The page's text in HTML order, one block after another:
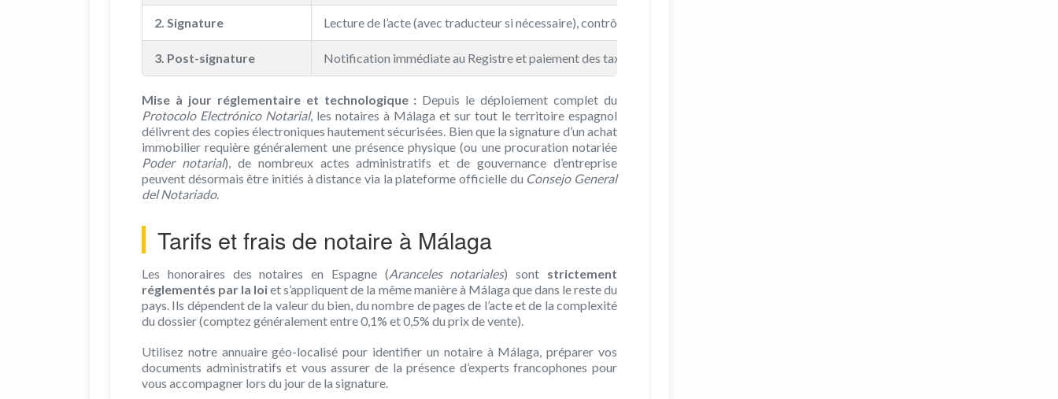
2. Signature Lecture de l’acte (avec traducteur si nécessaire), contrôle des moyens de paiement et des chèques de banque.
3. Post-signature Notification immédiate au Registre et paiement des taxes associées si mandaté.
Mise à jour réglementaire et technologique : Depuis le déploiement complet du
Protocolo Electrónico Notarial, les notaires à Málaga et sur tout le territoire espagnol
délivrent des copies électroniques hautement sécurisées. Bien que la signature d’un achat
immobilier requière généralement une présence physique (ou une procuration notariée
Poder notarial), de nombreux actes administratifs et de gouvernance d’entreprise
peuvent désormais être initiés à distance via la plateforme officielle du Consejo General
del Notariado.
Tarifs et frais de notaire à Málaga
Les honoraires des notaires en Espagne (Aranceles notariales) sont strictement
réglementés par la loiet s’appliquent de la même manière à Málaga que dans le reste du
pays. Ils dépendent de la valeur du bien, du nombre de pages de l’acte et de la complexité
du dossier (comptez généralement entre 0,1% et 0,5% du prix de vente).
Utilisez notre annuaire géo-localisé pour identifier un notaire à Málaga, préparer vos
documents administratifs et vous assurer de la présence d’experts francophones pour
vous accompagner lors du jour de la signature.